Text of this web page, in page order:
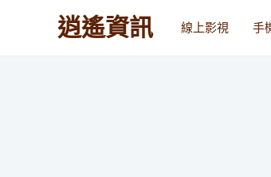
逍遙資訊 線上影視 手